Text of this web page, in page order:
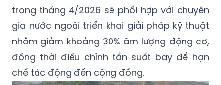
trong tháng 4/2026 sẽ phối hợp với chuyên
gia nước ngoài triển khai giải pháp kỹ thuật
nhằm giảm khoảng 30% âm lượng động cơ,
đồng thời điều chỉnh tần suất bay để hạn
chế tác động đến cộng đồng.